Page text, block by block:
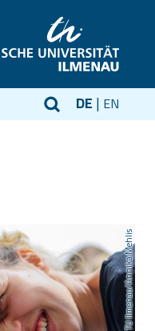
DE EN
TU Ilmenau/Annika Mehlis